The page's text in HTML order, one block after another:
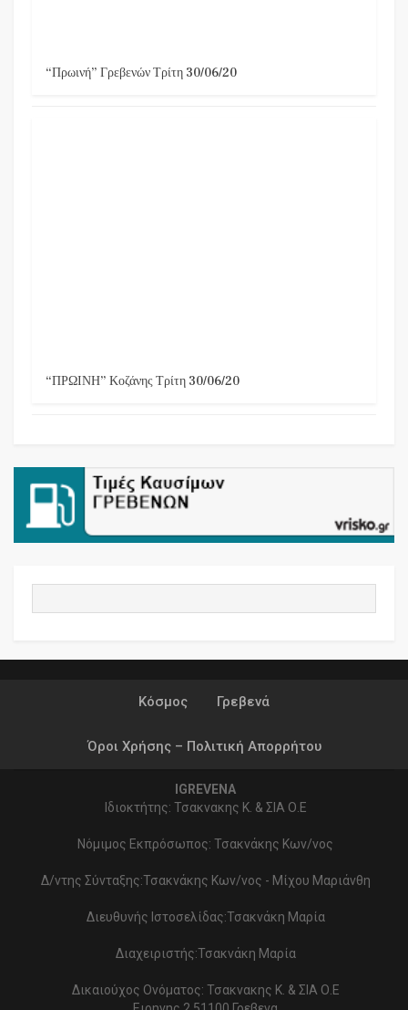
“Πρωινή” Γρεβενών Τρίτη 30/06/20
“ΠΡΩΙΝΗ” Κοζάνης Τρίτη 30/06/20
Κόσμος Γρεβενά
Όροι Χρήσης – Πολιτική Απορρήτου
IGREVENA
Ιδιοκτήτης: Τσακνακης Κ. & ΣΙΑ Ο.Ε
Νόμιμος Εκπρόσωπος: Τσακνάκης Κων/νος
Δ/ντης Σύνταξης:Τσακνάκης Κων/νος - Μίχου Μαριάνθη
Διευθυνής Ιστοσελίδας:Τσακνάκη Μαρία
Διαχειριστής:Τσακνάκη Μαρία
Δικαιούχος Ονόματος: Τσακνακης Κ. & ΣΙΑ Ο.Ε